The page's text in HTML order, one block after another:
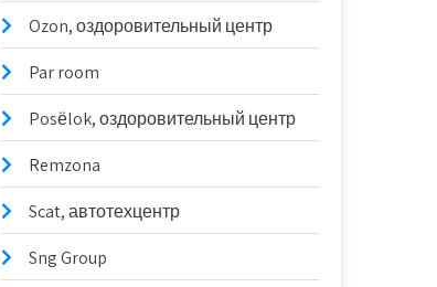
Ozon, оздоровительный центр
Par room
Posёlok, оздоровительный центр
Remzona
Scat, автотехцентр
Sng Group